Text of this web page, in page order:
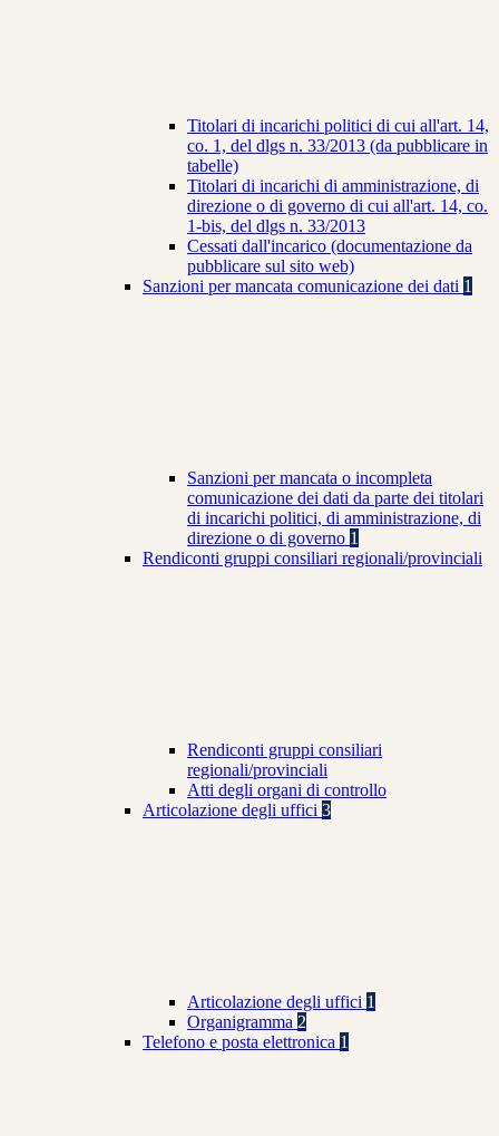
Titolari di incarichi politici di cui all'art. 14,
co. 1, del dlgs n. 33/2013 (da pubblicare in
tabelle)
Titolari di incarichi di amministrazione, di
direzione o di governo di cui all'art. 14, co.
1-bis, del dlgs n. 33/2013
Cessati dall'incarico (documentazione da
pubblicare sul sito web)
Sanzioni per mancata comunicazione dei dati 1
Sanzioni per mancata o incompleta
comunicazione dei dati da parte dei titolari
di incarichi politici, di amministrazione, di
direzione o di governo 1
Rendiconti gruppi consiliari regionali/provinciali
Rendiconti gruppi consiliari
regionali/provinciali
Atti degli organi di controllo
Articolazione degli uffici 3
Articolazione degli uffici 1
Organigramma 2
Telefono e posta elettronica 1